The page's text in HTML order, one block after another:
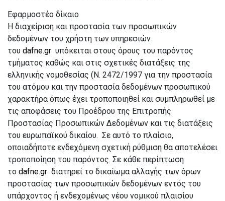
Εφαρμοστέο δίκαιο
Η διαχείριση και προστασία των προσωπικών
δεδομένων του χρήστη των υπηρεσιών
του dafne.gr υπόκειται στους όρους του παρόντος
τμήματος καθώς και στις σχετικές διατάξεις της
ελληνικής νομοθεσίας (Ν. 2472/1997 για την προστασία
του ατόμου και την προστασία δεδομένων προσωπικού
χαρακτήρα όπως έχει τροποποιηθεί και συμπληρωθεί με
τις αποφάσεις του Προέδρου της Επιτροπής
Προστασίας Προσωπικών Δεδομένων και τις διατάξεις
του ευρωπαϊκού δικαίου. Σε αυτό το πλαίσιο,
οποιαδήποτε ενδεχόμενη σχετική ρύθμιση θα αποτελέσει
τροποποίηση του παρόντος. Σε κάθε περίπτωση
το dafne.gr διατηρεί το δικαίωμα αλλαγής των όρων
προστασίας των προσωπικών δεδομένων εντός του
υπάρχοντος ή ενδεχομένως νέου νομικού πλαισίου